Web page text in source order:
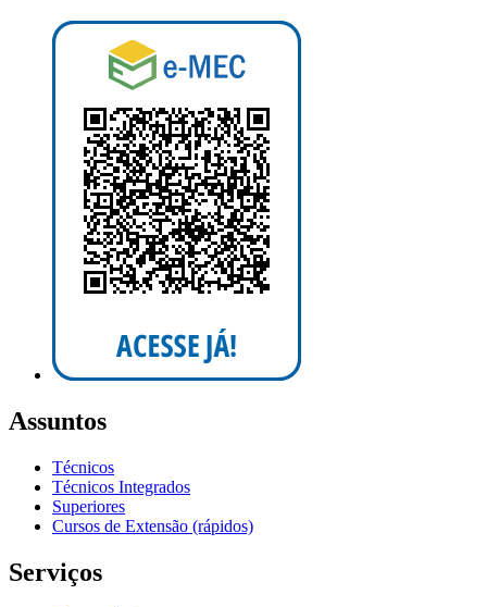
Assuntos
Técnicos
Técnicos Integrados
Superiores
Cursos de Extensão (rápidos)
Serviços